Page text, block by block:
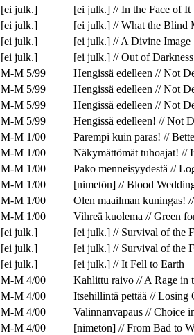
[ei julk.]
[ei julk.] // In the Face of It
[ei julk.]
[ei julk.] // What the Blind
[ei julk.]
[ei julk.] // A Divine Image
[ei julk.]
[ei julk.] // Out of
M-M 5/99
Hengissä edelleen // Not
M-M 5/99
Hengissä edelleen // Not
M-M 5/99
Hengissä edelleen // Not
M-M 5/99
Hengissä edelleen! // Not
M-M 1/00
Parempi kuin paras! //
M-M 1/00
Näkymättömät tuhoajat! //
M-M 1/00
Pako menneisyydestä //
M-M 1/00
[nimetön] // Blood
M-M 1/00
Olen maailman kuningas!
M-M 1/00
Vihreä kuolema // Green
[ei julk.]
[ei julk.] // Survival of the
[ei julk.]
[ei julk.] // Survival of the
[ei julk.]
[ei julk.] // It Fell to Earth
M-M 4/00
Kahlittu raivo // A Rage in
M-M 4/00
Itsehillintä pettää // Losing
M-M 4/00
Valinnanvapaus // Choice
M-M 4/00 [nimetön] // From Bad to